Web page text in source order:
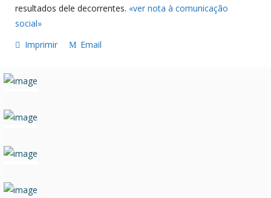
resultados dele decorrentes. «ver nota à comunicação
social»
Imprimir
Email